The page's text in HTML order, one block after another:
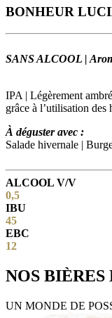
BONHEUR
SANS ALCOOL |
IPA | Légèrement
grâce à l’utilisation
À déguster avec :
Salade hivernale |
ALCOOL V/V
0,5
IBU
45
EBC
12
NOS
UN MONDE DE